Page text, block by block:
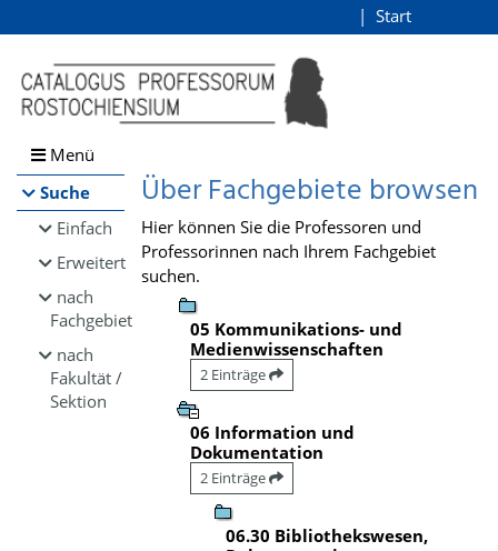
Browsen
direkt zum Inhalt
Start
Menü
Suche
Einfach
Erweitert
nach
Fachgebiet
nach
Fakultät /
Sektion
Über Fachgebiete browsen
Hier können Sie die Professoren und
Professorinnen nach Ihrem Fachgebiet
suchen.
05 Kommunikations- und
Medienwissenschaften
2 Einträge
06 Information und
Dokumentation
2 Einträge
06.30 Bibliothekswesen,